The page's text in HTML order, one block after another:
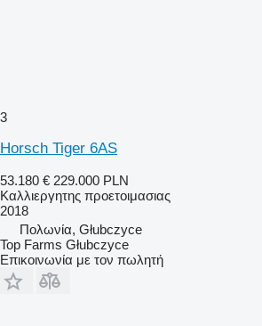
3
Horsch Tiger 6AS
53.180 € 229.000 PLN
Καλλιεργητης προετοιμασιας
2018
Πολωνία, Głubczyce
Top Farms Głubczyce
Επικοινωνία με τον πωλητή